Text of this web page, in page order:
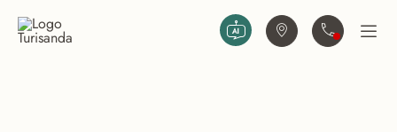
Trova agenziaContattaciApri